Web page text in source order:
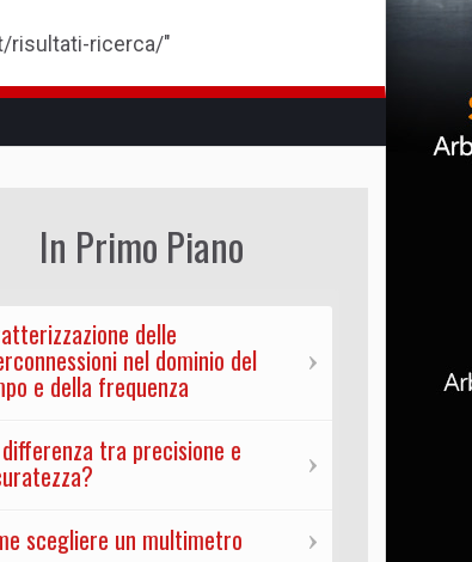
risultati-ricerca/"
In Primo Piano
delle
nel dominio del
e della frequenza
tra precisione e
scegliere un multimetro